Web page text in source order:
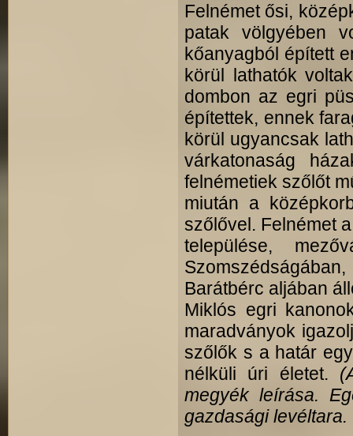
Felnémet ősi,
patak völgyében
kőanyag­ból épített
körül lathatók
dombon az egri
építettek, ennek
körül ugyancsak
várkatonaság
felnémetiek szőlőt
miután a
szőlővel. Felnémet
települése,
Barátbérc aljában
Miklós egri
maradványok
szőlők s a határ
nélküli úri életet.
megyék leírása.
gazdasági